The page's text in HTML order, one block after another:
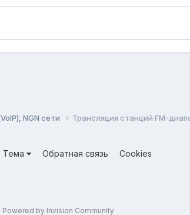
NGN сети Трансляция станций FM-
Тема Обратная связь
Cookies
Powered by Invision Community